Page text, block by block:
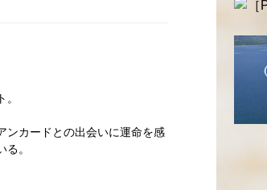
ンカードとの出会いに運命を感
。